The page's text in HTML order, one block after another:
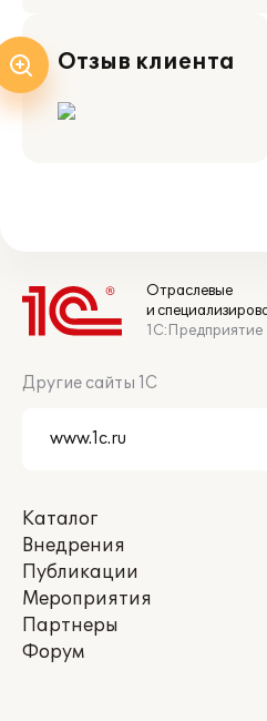
Отзыв клиента
Отраслевые
и
1С:Предприятие
Другие сайты 1С
Каталог
Внедрения
Публикации
Мероприятия
Партнеры
Форум